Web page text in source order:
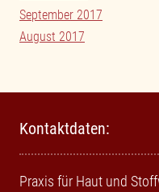
September 2017
August 2017
Kontaktdaten:
Praxis für Haut und